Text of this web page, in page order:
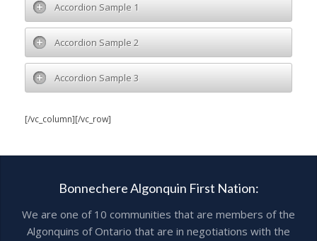
Accordion Sample 1
Accordion Sample 2
Accordion Sample 3
[/vc_column][/vc_row]
Bonnechere Algonquin First Nation:
We are one of 10 communities that are members of the
Algonquins of Ontario that are in negotiations with the